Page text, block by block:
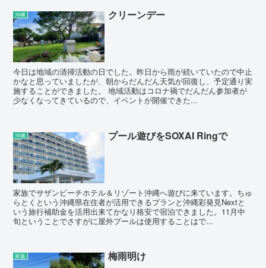
沖縄 クリーンデー
今日は地域の清掃活動の日でした。昨日から雨が続いていたので中止
かなと思っていましたが、朝からだんだん天気が回復し、予定通り実
施することができました。 地域活動はコロナ禍でだんだん参加者が
少なくなってきているので、イベントが開催できた...
沖縄 プール遊びをSOXAI Ringで
家族でサザンビーチホテル＆リゾート沖縄へ遊びに来ています。ちゅ
らとくという沖縄県在住者が活用できるプランと沖縄彩発見Nextと
いう旅行補助金を活用出来てかなり格安で宿泊できました。11月中
旬ということでさすがに屋外プールは使用することはで...
家族 梅雨明け